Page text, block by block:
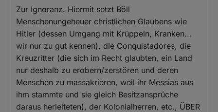
Zur Ignoranz. Hiermit setzt Böll
Menschenungeheuer christlichen Glaubens wie
Hitler (dessen Umgang mit Krüppeln, Kranken...
wir nur zu gut kennen), die Conquistadores, die
Kreuzritter (die sich im Recht glaubten, ein Land
nur deshalb zu erobern/zerstören und deren
Menschen zu massakrieren, weil ihr Messias aus
ihm stammte und sie gleich Besitzansprüche
daraus herleiteten), der Kolonialherren, etc., ÜBER